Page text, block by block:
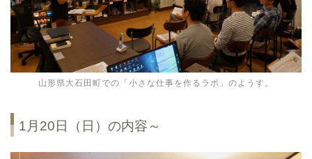
山形県大石田町での「小さな仕事を作るラボ」のようす。
1月20日（日）の内容～